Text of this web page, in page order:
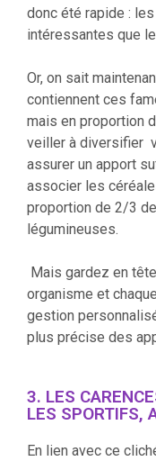
donc été rapide :
intéressantes que
Or, on sait
contiennent ces
mais en proportion
veiller à diversifier
assurer un apport
associer les
proportion de 2/3
légumineuses.
Mais gardez en
organisme et
gestion
plus précise des
3. LES
LES SPORTIFS,
En lien avec ce